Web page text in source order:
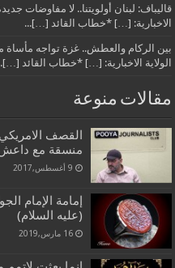
قاليباف: لبنان أولويتنا.. لا مفاوضات
الاخبارية: […] *خطاب القائد […]...
بين الركام والعطش.. غزة تواجه مأساة
الولاية الاخبارية: […] *خطاب القائد
مقالات منوعة
القصف
منسقة مع
9 أغسطس,2017
إمامة الإمام
(عليه السلام)
16 مارس,2019